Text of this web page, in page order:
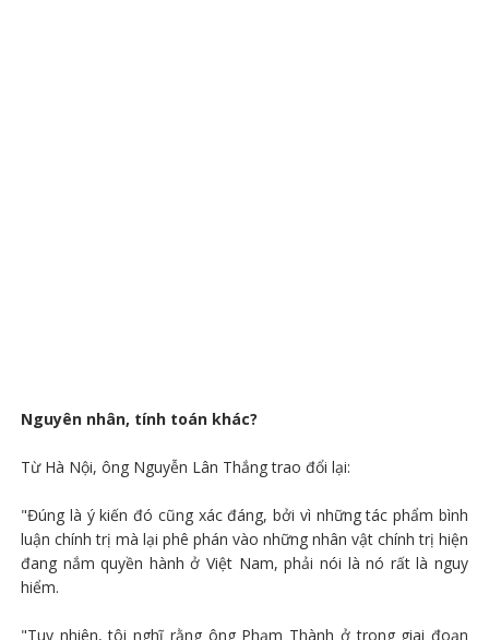
Nguyên nhân, tính toán khác?
Từ Hà Nội, ông Nguyễn Lân Thắng trao đổi lại:
"Đúng là ý kiến đó cũng xác đáng, bởi vì những tác phẩm bình
luận chính trị mà lại phê phán vào những nhân vật chính trị hiện
đang nắm quyền hành ở Việt Nam, phải nói là nó rất là nguy
hiểm.
"Tuy nhiên, tôi nghĩ rằng ông Phạm Thành ở trong giai đoạn